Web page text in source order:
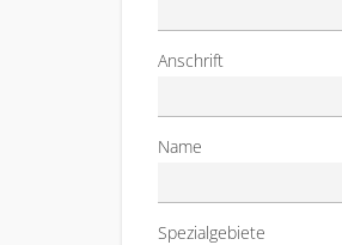
Anschrift
Name
Spezialgebiete